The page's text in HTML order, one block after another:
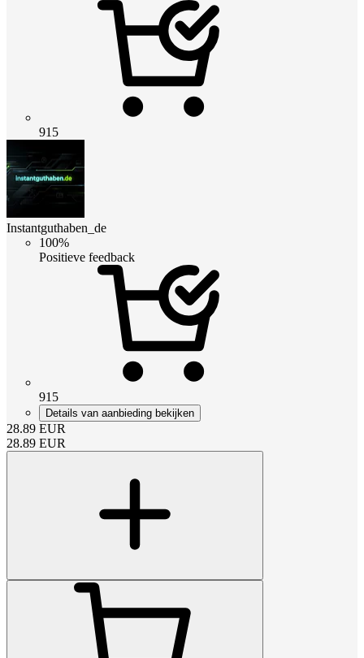
915
Instantguthaben_de
100%
Positieve feedback
915
Details van aanbieding bekijken
28.89 EUR
28.89 EUR